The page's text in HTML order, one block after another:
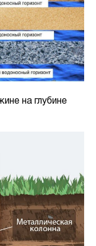
на глубине